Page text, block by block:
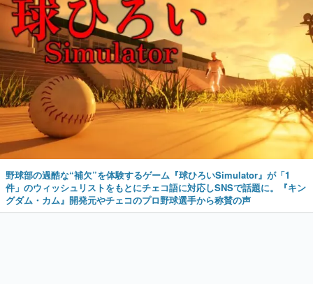
野球部の過酷な“補欠”を体験するゲーム『球ひろいSimulator』が「1
件」のウィッシュリストをもとにチェコ語に対応しSNSで話題に。『キン
グダム・カム』開発元やチェコのプロ野球選手から称賛の声